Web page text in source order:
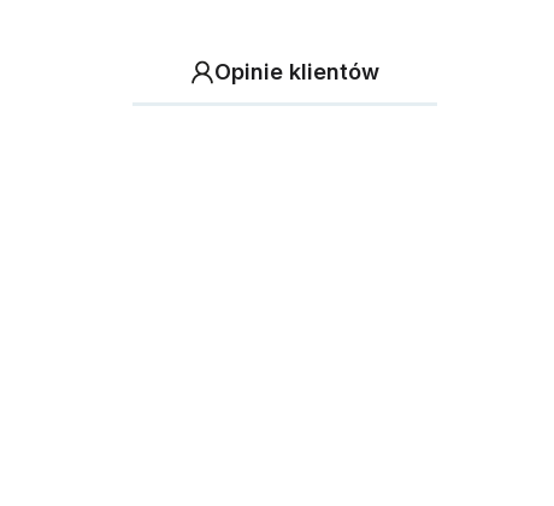
Opinie klientów